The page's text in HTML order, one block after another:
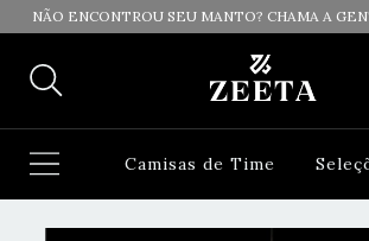
NÃO ENCONTROU SEU MANTO? CHAMA A
Camisas de Time